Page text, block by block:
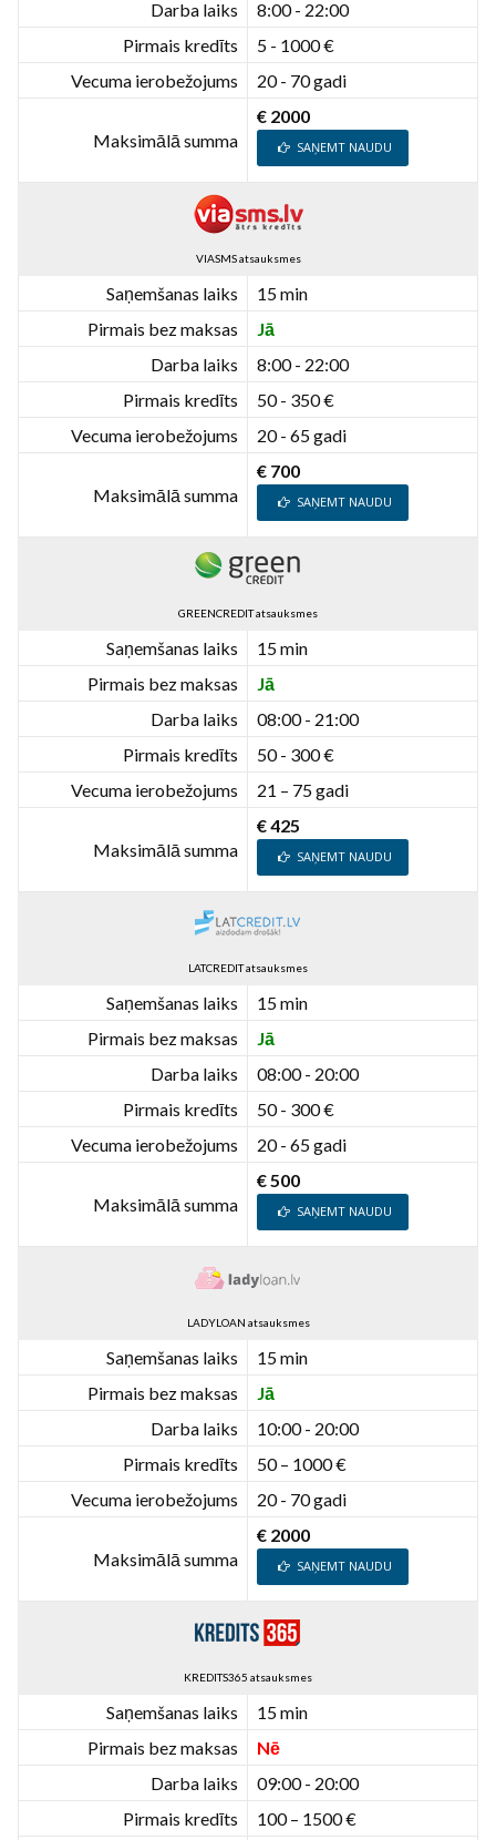
Darba laiks
8:00 - 22:00
Pirmais kredīts
5 - 1000 €
Vecuma ierobežojums
20 - 70 gadi
Maksimālā summa
€ 2000
SAŅEMT NAUDU
VIASMS atsauksmes
Saņemšanas laiks
15 min
Pirmais bez maksas
Jā
Darba laiks
8:00 - 22:00
Pirmais kredīts
50 - 350 €
Vecuma ierobežojums
20 - 65 gadi
Maksimālā summa
€ 700
SAŅEMT NAUDU
GREENCREDIT atsauksmes
Saņemšanas laiks
15 min
Pirmais bez maksas
Jā
Darba laiks
08:00 - 21:00
Pirmais kredīts
50 - 300 €
Vecuma ierobežojums
21 – 75 gadi
Maksimālā summa
€ 425
SAŅEMT NAUDU
LATCREDIT atsauksmes
Saņemšanas laiks
15 min
Pirmais bez maksas
Jā
Darba laiks
08:00 - 20:00
Pirmais kredīts
50 - 300 €
Vecuma ierobežojums
20 - 65 gadi
Maksimālā summa
€ 500
SAŅEMT NAUDU
LADYLOAN atsauksmes
Saņemšanas laiks
15 min
Pirmais bez maksas
Jā
Darba laiks
10:00 - 20:00
Pirmais kredīts
50 – 1000 €
Vecuma ierobežojums
20 - 70 gadi
Maksimālā summa
€ 2000
SAŅEMT NAUDU
KREDITS365 atsauksmes
Saņemšanas laiks
15 min
Pirmais bez maksas
Nē
Darba laiks
09:00 - 20:00
Pirmais kredīts
100 – 1500 €